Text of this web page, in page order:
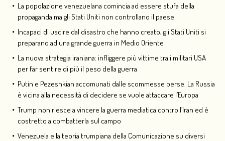
La popolazione venezuelana comincia ad essere stufa della
propaganda ma gli Stati Uniti non controllano il paese
Incapaci di uscire dal disastro che hanno creato, gli Stati Uniti si
preparano ad una grande guerra in Medio Oriente
La nuova strategia iraniana: infliggere più vittime tra i militari USA
per far sentire di più il peso della guerra
Putin e Pezeshkian accomunati dalle scommesse perse. La Russia
è vicina alla necessità di decidere se vuole attaccare l’Europa
Trump non riesce a vincere la guerra mediatica contro l’Iran ed è
costretto a combatterla sul campo
Venezuela e la teoria trumpiana della Comunicazione su diversi